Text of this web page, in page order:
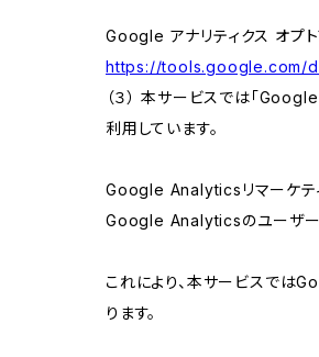
Google アナリティクス オプト
https://tools.google.com/
（３） 本サービスでは「
利用しています。
Google Analyticsリマーケテ
Google Analyticsのユーザー
これにより、本サービスでは
ります。